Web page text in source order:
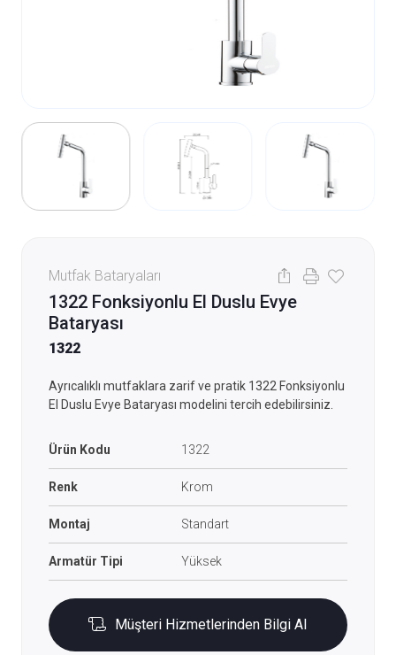
Mutfak Bataryaları
1322 Fonksiyonlu El Duslu Evye
Bataryası
1322
Ayrıcalıklı mutfaklara zarif ve pratik 1322 Fonksiyonlu
El Duslu Evye Bataryası modelini tercih edebilirsiniz.
Ürün Kodu 1322
Renk Krom
Montaj Standart
Armatür Tipi Yüksek
Müşteri Hizmetlerinden Bilgi Al